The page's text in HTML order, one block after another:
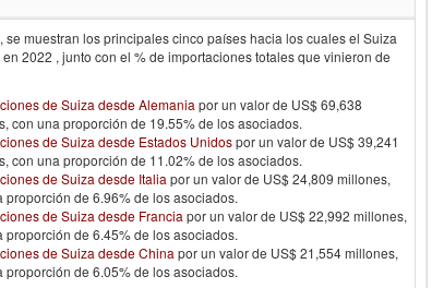
se muestran los principales cinco países hacia los cuales el Suiza
2022 , junto con el % de importaciones totales que vinieron de
de Suiza desde Alemania por un valor de US$ 69,638
con una proporción de 19.55% de los asociados.
de Suiza desde Estados Unidospor un valor de US$ 39,241
con una proporción de 11.02% de los asociados.
de Suiza desde Italia por un valor de US$ 24,809 millones,
proporción de 6.96% de los asociados.
de Suiza desde Francia por un valor de US$ 22,992 millones,
proporción de 6.45% de los asociados.
de Suiza desde China por un valor de US$ 21,554 millones,
proporción de 6.05% de los asociados.